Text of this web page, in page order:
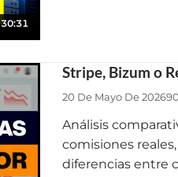
30:31
Stripe, Bizum o
20 De Mayo De 2026
Análisis
comisiones
diferencias entre